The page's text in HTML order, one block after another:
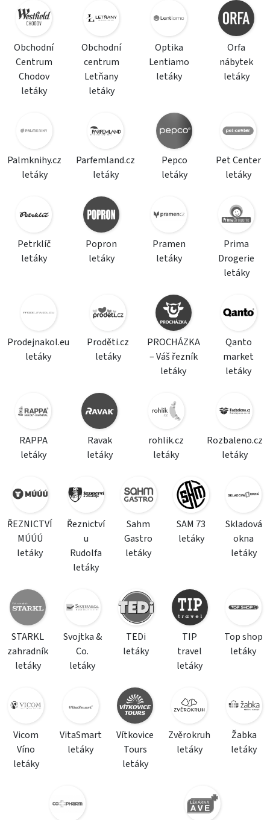
Obchodní
Centrum
Chodov
letáky
Obchodní
centrum
Letňany
letáky
Optika
Lentiamo
letáky
Orfa
nábytek
letáky
Palmknihy.cz
letáky
Parfemland.cz
letáky
Pepco
letáky
Pet Center
letáky
Petrklíč
letáky
Popron
letáky
Pramen
letáky
Prima
Drogerie
letáky
Prodejnakol.eu
letáky
Proděti.cz
letáky
PROCHÁZKA
– Váš řezník
letáky
Qanto
market
letáky
RAPPA
letáky
Ravak
letáky
rohlik.cz
letáky
Rozbaleno.cz
letáky
ŘEZNICTVÍ
MÚÚÚ
letáky
Řeznictví
u
Rudolfa
letáky
Sahm
Gastro
letáky
SAM 73
letáky
Skladová
okna
letáky
STARKL
zahradník
letáky
Svojtka &
Co.
letáky
TEDi
letáky
TIP
travel
letáky
Top shop
letáky
Vicom
Víno
letáky
VitaSmart
letáky
Vítkovice
Tours
letáky
Zvěrokruh
letáky
Žabka
letáky